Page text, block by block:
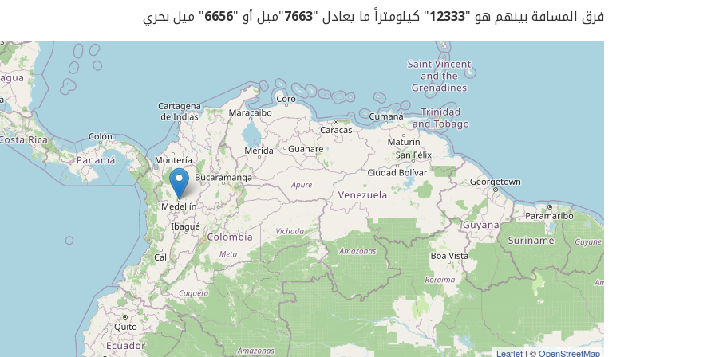
فرق المسافة بينهم هو "12333" كيلومتراً ما يعادل "7663"ميل أو "6656" ميل بحري
Leaflet | ©OpenStreetMap